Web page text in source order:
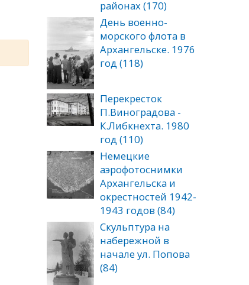
районах (170)
День военно-
морского флота в
Архангельске. 1976
год (118)
Перекресток
П.Виноградова -
К.Либкнехта. 1980
год (110)
Немецкие
аэрофотоснимки
Архангельска и
окрестностей 1942-
1943 годов (84)
Скульптура на
набережной в
начале ул. Попова
(84)